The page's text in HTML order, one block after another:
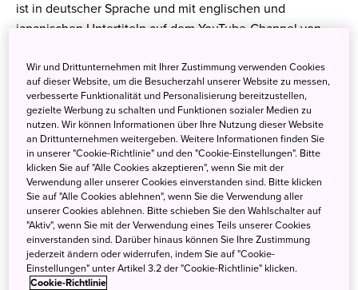
ist in deutscher Sprache und mit englischen und
japanischen Untertiteln auf dem YouTube-Channel von
Wir und Drittunternehmen mit Ihrer Zustimmung verwenden Cookies
auf dieser Website, um die Besucherzahl unserer Website zu messen,
verbesserte Funktionalität und Personalisierung bereitzustellen,
gezielte Werbung zu schalten und Funktionen sozialer Medien zu
nutzen. Wir können Informationen über Ihre Nutzung dieser Website
an Drittunternehmen weitergeben. Weitere Informationen finden Sie
in unserer "Cookie-Richtlinie" und den "Cookie-Einstellungen". Bitte
klicken Sie auf "Alle Cookies akzeptieren", wenn Sie mit der
Verwendung aller unserer Cookies einverstanden sind. Bitte klicken
Sie auf "Alle Cookies ablehnen", wenn Sie die Verwendung aller
unserer Cookies ablehnen. Bitte schieben Sie den Wahlschalter auf
"Aktiv", wenn Sie mit der Verwendung eines Teils unserer Cookies
einverstanden sind. Darüber hinaus können Sie Ihre Zustimmung
jederzeit ändern oder widerrufen, indem Sie auf "Cookie-
Einstellungen" unter Artikel 3.2 der "Cookie-Richtlinie" klicken.
Cookie-Richtlinie